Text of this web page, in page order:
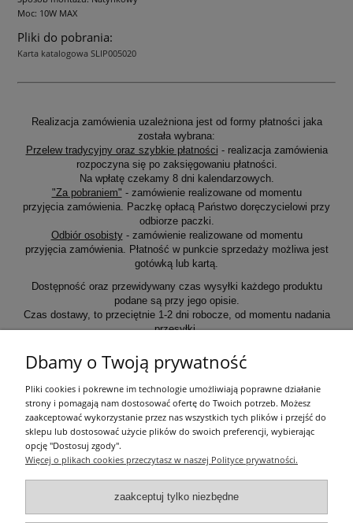
Moc: 10W MAX
Pliki do pobrania:
Karta katalogowa SLIP005020
Realizacja zamówienia uzależniona jest od formy płatności jaka
została wybrana:
Przelew tradycyjny oraz szybkie płatności - realizacja zamówienia
rozpoczyna się po zaksięgowaniu płatności.
Na wpłatę czekamy 8 dni kalendarzowych.
"Za pobraniem" - zamówienie realizowane od momentu
przyjęcia zamówienia. Paczkę opłacą Państwo doręczycielowi przy
odbiorze paczki.
Odbiór osobisty- zamówienie realizowane od momentu
przyjęcia zamówienia. Płatność w punkcie sprzedaży możliwa jest
gotówką lub kartą.
Dostępność oraz przewidywany czas wysyłki każdego produktu
podane są przy jego opisie.
Czas dostawy, to przeciętnie 1-2 dni robocze, od momentu nadania
przesyłki.
Informacje ogólne
Zakupy
Moje konto
Pozostałe
Dbamy o Twoją prywatność
Pliki cookies i pokrewne im technologie umożliwiają poprawne działanie
strony i pomagają nam dostosować ofertę do Twoich potrzeb. Możesz
zaakceptować wykorzystanie przez nas wszystkich tych plików i przejść do
sklepu lub dostosować użycie plików do swoich preferencji, wybierając
opcję "Dostosuj zgody".
Więcej o plikach cookies przeczytasz w naszej Polityce prywatności.
zaakceptuj tylko niezbędne